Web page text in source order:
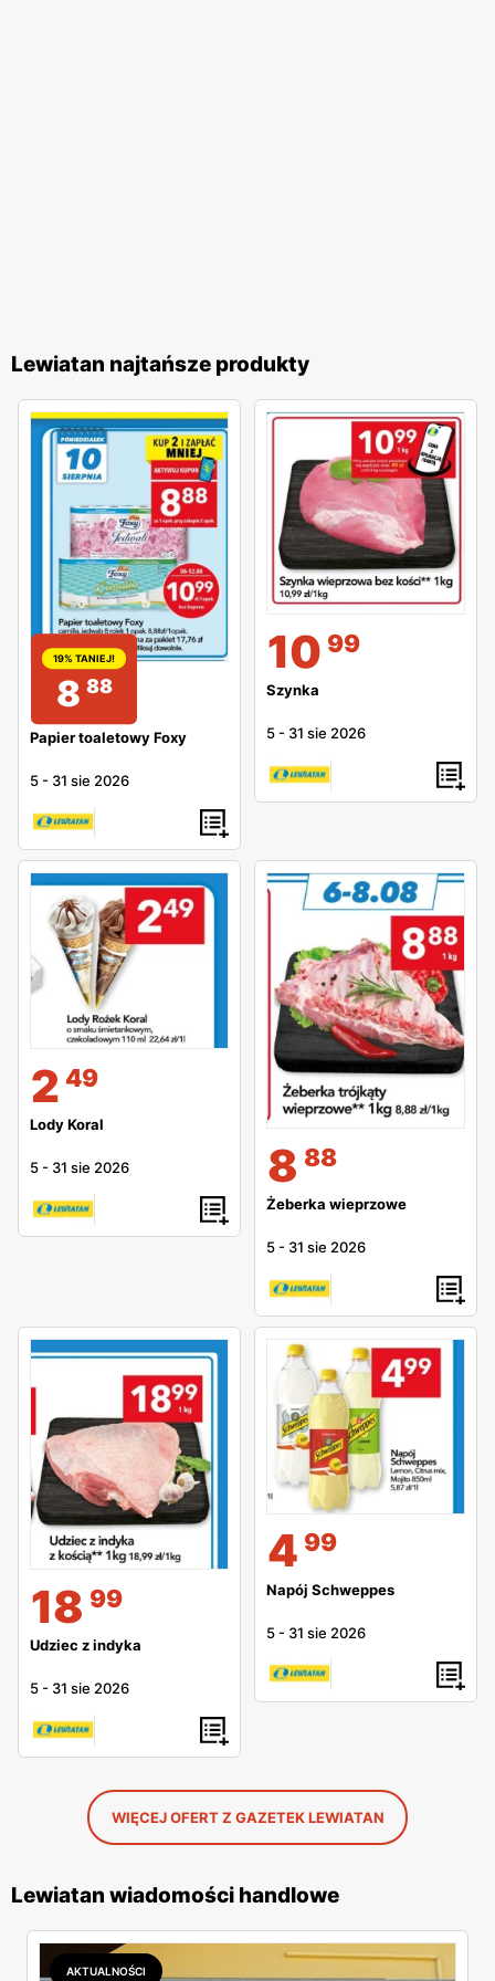
Lewiatan najtańsze produkty
19% TANIEJ!
8 88
Papier toaletowy Foxy
5 - 31 sie 2026
10 99
Szynka
5 - 31 sie 2026
2 49
Lody Koral
5 - 31 sie 2026 8 88
Żeberka wieprzowe
5 - 31 sie 2026
18 99
Udziec z indyka
5 - 31 sie 2026
4 99
Napój Schweppes
5 - 31 sie 2026
WIĘCEJ OFERT Z GAZETEK LEWIATAN
Lewiatan wiadomości handlowe
AKTUALNOŚCI